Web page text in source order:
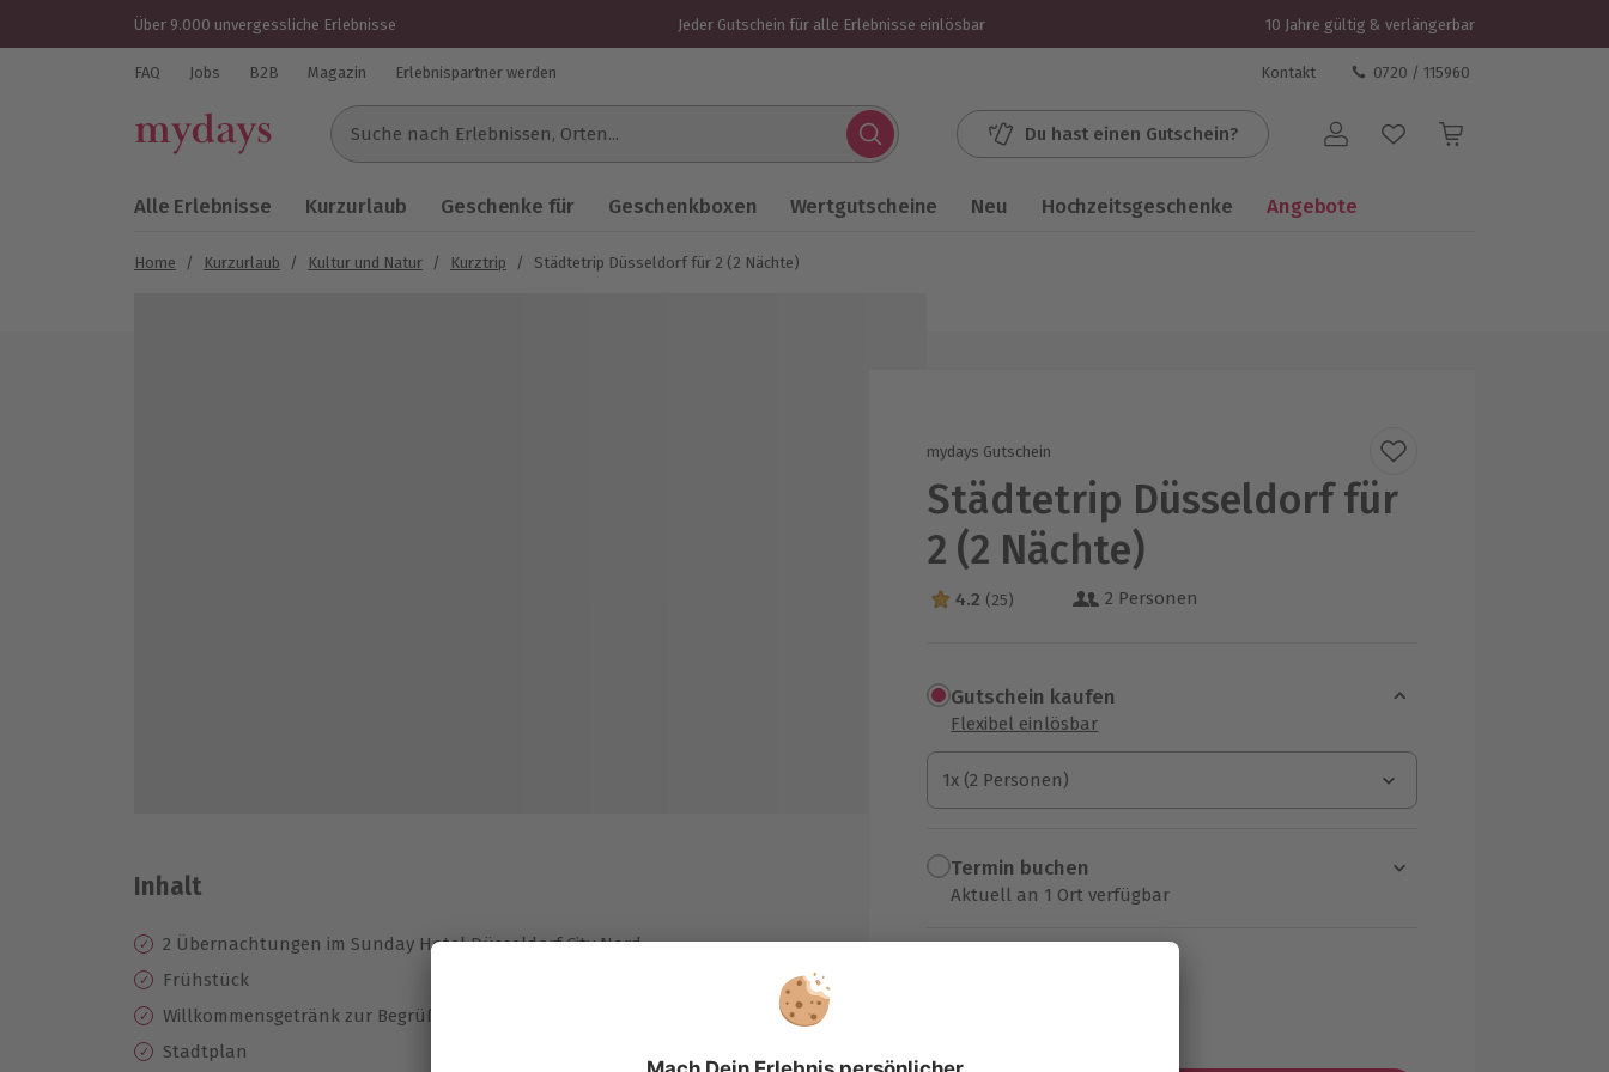
Über 9.000 unvergessliche Erlebnisse Jeder Gutschein für alle Erlebnisse einlösbar 10 Jahre gültig & verlängerbar
FAQ Jobs B2B Magazin Erlebnispartner werden Kontakt 0720 / 115960
Suche nach Erlebnissen...
Du hast einen Gutschein? Benutzerkonto
Alle Erlebnisse Kurzurlaub Geschenke für Geschenkboxen Wertgutscheine Neu Hochzeitsgeschenke Angebote
Home / Kurzurlaub / Kultur und Natur / Kurztrip / Städtetrip Düsseldorf für 2 (2 Nächte)
mydays Gutschein
Städtetrip Düsseldorf für
2 (2 Nächte)
4.2 Sterne von 5 aus 25 Bewertungen
4.2 (25) 2 Personen
Gutschein kaufen
Flexibel einlösbar
1x (2 Personen)
1x (2 Personen)
1x (2 Personen)
Termin buchen
Aktuell an 1 Ort verfügbar
Wähle im nächsten Schritt einen Termin aus
Inhalt
2 Übernachtungen im Sunday Hotel Düsseldorf City Nord
Frühstück
Willkommensgetränk zur Begrüßung
Stadtplan